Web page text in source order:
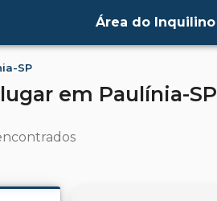
Área do Inquilino
SP
em Paulínia-SP